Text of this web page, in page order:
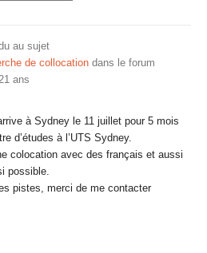
au sujet
de collocation dans le forum
ans
à Sydney le 11 juillet pour 5 mois
d’études à l’UTS Sydney.
colocation avec des français et aussi
possible.
pistes, merci de me contacter